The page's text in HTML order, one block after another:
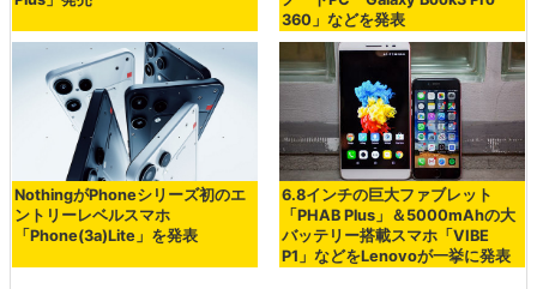
360」などを発表
NothingがPhoneシリーズ初のエ
ントリーレベルスマホ
「Phone(3a)Lite」を発表
6.8インチの巨大ファブレット
「PHAB Plus」＆5000mAhの大
バッテリー搭載スマホ「VIBE
P1」などをLenovoが一挙に発表